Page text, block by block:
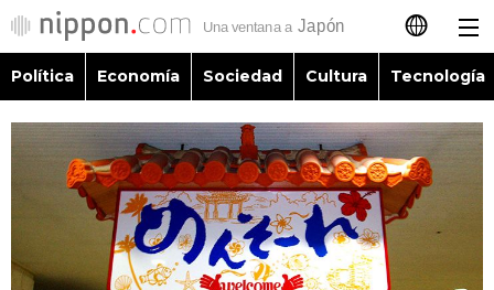
日本語
English
简体字
繁體字
Política
Economía
Política Economía Sociedad Cultura Tecnología